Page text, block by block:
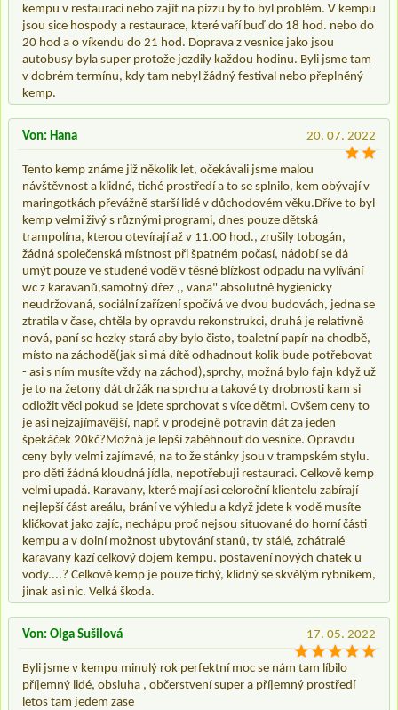
kempu v restauraci nebo zajít na pizzu by to byl problém. V kempu
jsou sice hospody a restaurace, které vaří buď do 18 hod. nebo do
20 hod a o víkendu do 21 hod. Doprava z vesnice jako jsou
autobusy byla super protože jezdily každou hodinu. Byli jsme tam
v dobrém termínu, kdy tam nebyl žádný festival nebo přeplněný
kemp.
20. 07. 2022
Von: Hana
Tento kemp známe již několik let, očekávali jsme malou
návštěvnost a klidné, tiché prostředí a to se splnilo, kem obývají v
maringotkách převážně starší lidé v důchodovém věku.Dříve to byl
kemp velmi živý s různými programi, dnes pouze dětská
trampolína, kterou otevírají až v 11.00 hod., zrušily tobogán,
žádná společenská místnost při špatném počasí, nádobí se dá
umýt pouze ve studené vodě v těsné blízkost odpadu na vylívání
wc z karavanů,samotný dřez ,, vana" absolutně hygienicky
neudržovaná, sociální zařízení spočívá ve dvou budovách, jedna se
ztratila v čase, chtěla by opravdu rekonstrukci, druhá je relativně
nová, paní se hezky stará aby bylo čisto, toaletní papír na chodbě,
místo na záchodě(jak si má dítě odhadnout kolik bude potřebovat
- asi s ním musíte vždy na záchod),sprchy, možná bylo fajn když už
je to na žetony dát držák na sprchu a takové ty drobnosti kam si
odložit věci pokud se jdete sprchovat s více dětmi. Ovšem ceny to
je asi nejzajímavější, např. v prodejně potravin dát za jeden
špekáček 20kč?Možná je lepší zaběhnout do vesnice. Opravdu
ceny byly velmi zajímavé, na to že stánky jsou v trampském stylu.
pro děti žádná kloudná jídla, nepotřebuji restauraci. Celkově kemp
velmi upadá. Karavany, které mají asi celoroční klientelu zabírají
nejlepší část areálu, brání ve výhledu a když jdete k vodě musíte
kličkovat jako zajíc, nechápu proč nejsou situované do horní části
kempu a v dolní možnost ubytování stanů, ty stálé, zchátralé
karavany kazí celkový dojem kempu. postavení nových chatek u
vody....? Celkově kemp je pouze tichý, klidný se skvělým rybníkem,
jinak asi nic. Velká škoda.
17. 05. 2022
Von: Olga Sušilová
Byli jsme v kempu minulý rok perfektní moc se nám tam líbilo
příjemný lidé, obsluha , občerstvení super a příjemný prostředí
letos tam jedem zase